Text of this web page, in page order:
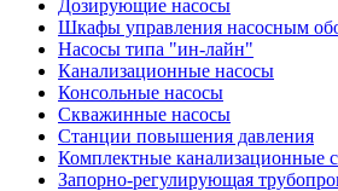
Дозирующие насосы
Шкафы управления насосным
Насосы типа "ин-лайн"
Канализационные насосы
Консольные насосы
Скважинные насосы
Станции повышения давления
Комплектные канализационные
Запорно-регулирующая